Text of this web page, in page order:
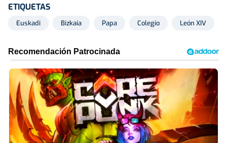
ETIQUETAS
Euskadi Bizkaia Papa Colegio León XIV